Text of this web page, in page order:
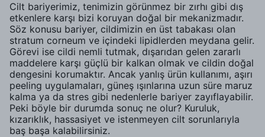
Cilt bariyerimiz, tenimizin görünmez bir zırhı gibi dış
etkenlere karşı bizi koruyan doğal bir mekanizmadır.
Söz konusu bariyer, cildimizin en üst tabakası olan
stratum corneum ve içindeki lipidlerden meydana gelir.
Görevi ise cildi nemli tutmak, dışarıdan gelen zararlı
maddelere karşı güçlü bir kalkan olmak ve cildin doğal
dengesini korumaktır. Ancak yanlış ürün kullanımı, aşırı
peeling uygulamaları, güneş ışınlarına uzun süre maruz
kalma ya da stres gibi nedenlerle bariyer zayıflayabilir.
Peki böyle bir durumda sonuç ne olur? Kuruluk,
kızarıklık, hassasiyet ve istenmeyen cilt sorunlarıyla
baş başa kalabilirsiniz.